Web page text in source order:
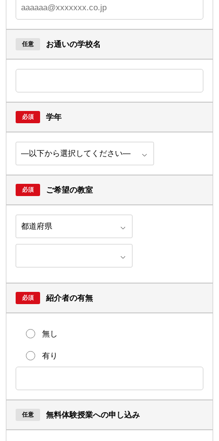
お通いの学校名
学年
ご希望の教室
紹介者の有無
無し
有り
無料体験授業への申し込み